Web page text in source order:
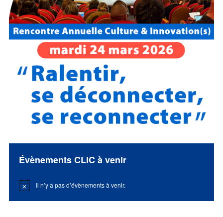
Évènements CLIC à venir
Notice Il n’y a pas d’évènements à venir.